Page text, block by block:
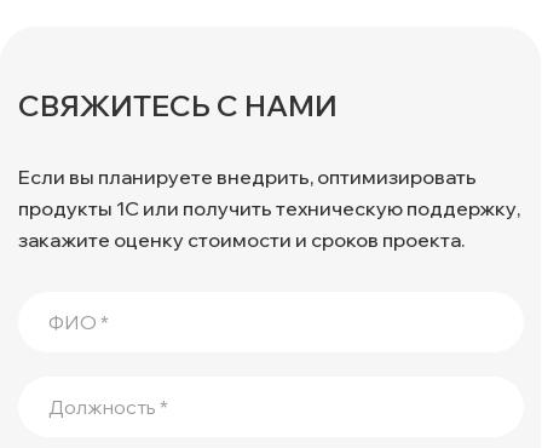
СВЯЖИТЕСЬ С НАМИ
Если вы планируете внедрить, оптимизировать
продукты 1С или получить техническую поддержку,
закажите оценку стоимости и сроков проекта.
ФИО *
Должность *